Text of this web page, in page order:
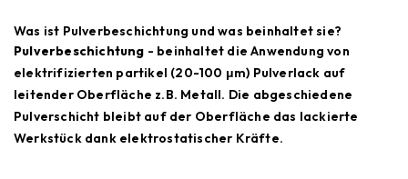
Was ist Pulverbeschichtung und was beinhaltet sie?
Pulverbeschichtung - beinhaltet die Anwendung von
elektrifizierten partikel (20-100 μm) Pulverlack auf
leitender Oberfläche z.B. Metall. Die abgeschiedene
Pulverschicht bleibt auf der Oberfläche das lackierte
Werkstück dank elektrostatischer Kräfte.